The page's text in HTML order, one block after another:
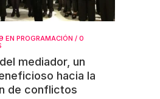
EN PROGRAMACIÓN / 0
mediador, un
hacia la
de conflictos